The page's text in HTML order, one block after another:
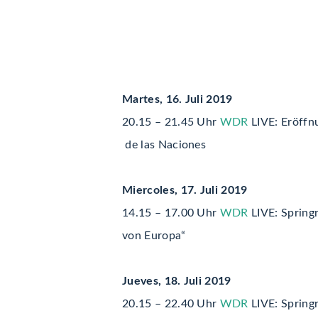
Martes, 16. Juli 2019
20.15 – 21.45 Uhr WDR LIVE:
de las Naciones
Miercoles, 17. Juli 2019
14.15 – 17.00 Uhr WDR LIVE:
von Europa“
Jueves, 18. Juli 2019
20.15 – 22.40 Uhr WDR LIVE: